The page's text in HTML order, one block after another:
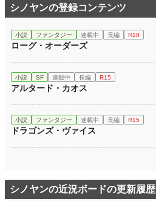
シノヤンの登録コンテンツ
小説 ファンタジー 連載中 長編 R18
ローグ・オーダーズ
小説 SF 連載中 長編 R15
アルタード・カオス
小説 ファンタジー 連載中 長編 R15
ドラゴンズ・ヴァイス
シノヤンの近況ボードの更新履歴